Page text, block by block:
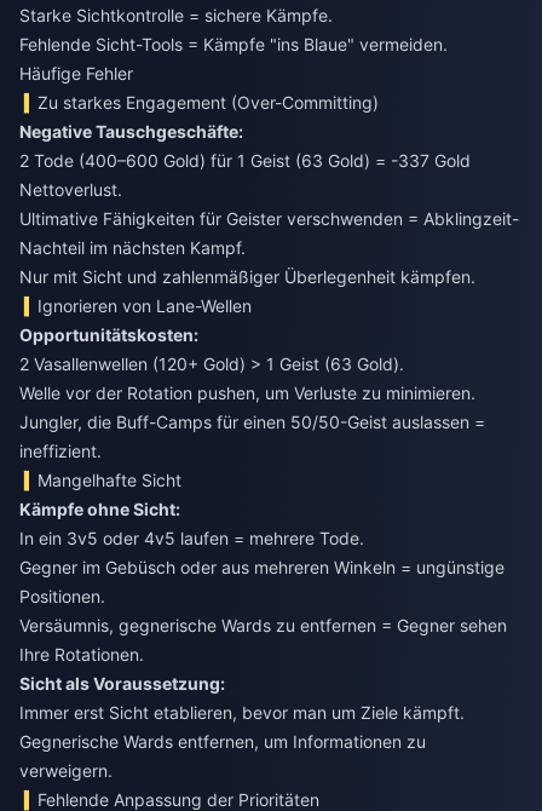
Starke Sichtkontrolle = sichere Kämpfe.
Fehlende Sicht-Tools = Kämpfe "ins Blaue" vermeiden.
Häufige Fehler
Zu starkes Engagement (Over-Committing)
Negative Tauschgeschäfte:
2 Tode (400–600 Gold) für 1 Geist (63 Gold) = -337 Gold
Nettoverlust.
Ultimative Fähigkeiten für Geister verschwenden = Abklingzeit-
Nachteil im nächsten Kampf.
Nur mit Sicht und zahlenmäßiger Überlegenheit kämpfen.
Ignorieren von Lane-Wellen
Opportunitätskosten:
2 Vasallenwellen (120+ Gold) > 1 Geist (63 Gold).
Welle vor der Rotation pushen, um Verluste zu minimieren.
Jungler, die Buff-Camps für einen 50/50-Geist auslassen =
ineffizient.
Mangelhafte Sicht
Kämpfe ohne Sicht:
In ein 3v5 oder 4v5 laufen = mehrere Tode.
Gegner im Gebüsch oder aus mehreren Winkeln = ungünstige
Positionen.
Versäumnis, gegnerische Wards zu entfernen = Gegner sehen
Ihre Rotationen.
Sicht als Voraussetzung:
Immer erst Sicht etablieren, bevor man um Ziele kämpft.
Gegnerische Wards entfernen, um Informationen zu
verweigern.
Fehlende Anpassung der Prioritäten